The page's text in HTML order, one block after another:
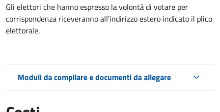
Gli elettori che hanno espresso la volontà di votare per
corrispondenza riceveranno all'indirizzo estero indicato il plico
elettorale.
Moduli da compilare e documenti da allegare